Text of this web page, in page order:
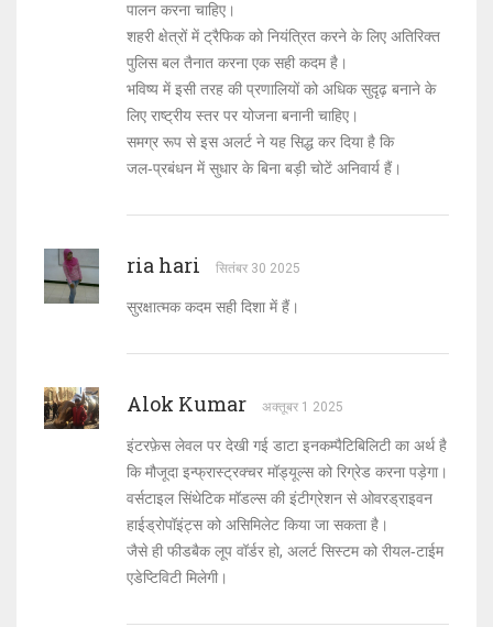
पालन करना चाहिए।
शहरी क्षेत्रों में ट्रैफिक को नियंत्रित करने के लिए अतिरिक्त
पुलिस बल तैनात करना एक सही कदम है।
भविष्य में इसी तरह की प्रणालियों को अधिक सुदृढ़ बनाने के
लिए राष्ट्रीय स्तर पर योजना बनानी चाहिए।
समग्र रूप से इस अलर्ट ने यह सिद्ध कर दिया है कि
जल‑प्रबंधन में सुधार के बिना बड़ी चोटें अनिवार्य हैं।
ria hari सितंबर 30 2025
सुरक्षात्मक कदम सही दिशा में हैं।
Alok Kumar अक्तूबर 1 2025
इंटरफ़ेस लेवल पर देखी गई डाटा इनकम्पैटिबिलिटी का अर्थ है
कि मौजूदा इन्फ्रास्ट्रक्चर मॉड्यूल्स को रिग्रेड करना पड़ेगा।
वर्सटाइल सिंथेटिक मॉडल्स की इंटीग्रेशन से ओवरड्राइवन
हाईड्रोपॉइंट्स को असिमिलेट किया जा सकता है।
जैसे ही फीडबैक लूप वॉर्डर हो, अलर्ट सिस्टम को रीयल‑टाईम
एडेप्टिविटी मिलेगी।